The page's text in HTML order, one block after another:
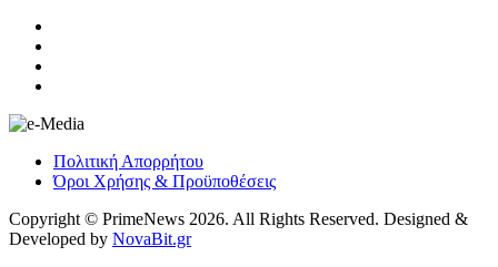
Πολιτική Απορρήτου
Όροι Χρήσης & Προϋποθέσεις
Copyright © PrimeNews 2026. All Rights Reserved. Designed &
Developed by NovaBit.gr